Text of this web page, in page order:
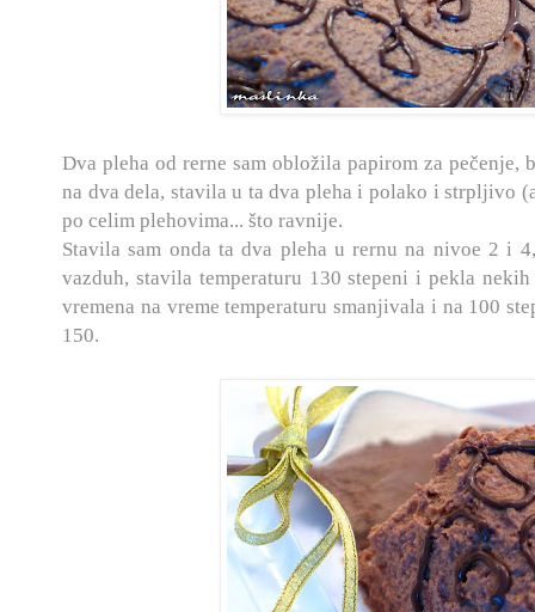
Dva pleha od rerne sam obložila papirom za pečenje,
na dva dela, stavila u ta dva pleha i polako i strpljivo
po celim plehovima... što ravnije.
Stavila sam onda ta dva pleha u rernu na nivoe 2 i
vazduh, stavila temperaturu 130 stepeni i pekla
vremena na vreme temperaturu smanjivala i na 100
150.